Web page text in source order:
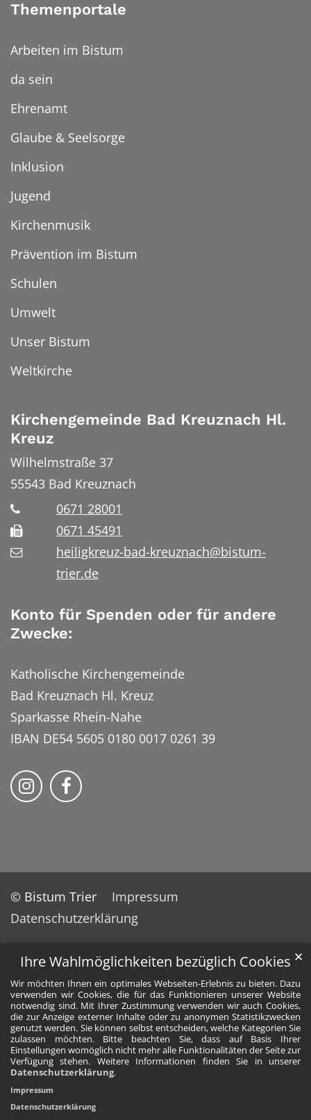
Ihre Wahlmöglichkeiten bezüglich Cookies
Wir möchten Ihnen ein optimales Webseiten-Erlebnis zu bieten. Dazu
verwenden wir Cookies, die für das Funktionieren unserer Website
notwendig sind. Mit Ihrer Zustimmung verwenden wir auch Cookies,
die zur Anzeige externer Inhalte oder zu anonymen Statistikzwecken
genutzt werden. Sie können selbst entscheiden, welche Kategorien Sie
zulassen möchten. Bitte beachten Sie, dass auf Basis Ihrer
Einstellungen womöglich nicht mehr alle Funktionalitäten der Seite zur
Verfügung stehen. Weitere Informationen finden Sie in unserer
Datenschutzerklärung.
✕
Impressum
Datenschutzerklärung
Themenportale
Arbeiten im Bistum
da sein
Ehrenamt
Glaube & Seelsorge
Inklusion
Jugend
Kirchenmusik
Prävention im Bistum
Schulen
Umwelt
Unser Bistum
Weltkirche
Kirchengemeinde Bad Kreuznach Hl.
Kreuz
Wilhelmstraße 37
55543 Bad Kreuznach
0671 28001
0671 45491
heiligkreuz-bad-kreuznach@bistum-
trier.de
Konto für Spenden oder für andere
Zwecke:
Katholische Kirchengemeinde
Bad Kreuznach Hl. Kreuz
Sparkasse Rhein-Nahe
IBAN DE54 5605 0180 0017 0261 39
Bistum Trier auf Instragram
Bistum Trier auf Facebook
© Bistum Trier
Impressum
Datenschutzerklärung